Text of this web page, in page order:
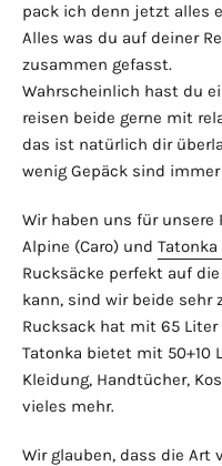
pack ich denn jetzt alles
Alles was du auf deiner
zusammen gefasst.
Wahrscheinlich hast du
reisen beide gerne mit
das ist natürlich dir
wenig Gepäck sind
Wir haben uns für unsere
Alpine (Caro) und Tatonka
Rucksäcke perfekt auf
kann, sind wir beide sehr
Rucksack hat mit 65
Tatonka bietet mit 50+10
Kleidung, Handtücher,
vieles mehr.
Wir glauben, dass die Art